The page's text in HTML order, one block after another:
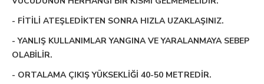
- FİTİLİ ATEŞLEDİKTEN SONRA HIZLA UZAKLAŞINIZ.
- YANLIŞ KULLANIMLAR YANGINA VE YARALANMAYA SEBEP
OLABİLİR.
- ORTALAMA ÇIKIŞ YÜKSEKLİĞİ 40-50 METREDİR.